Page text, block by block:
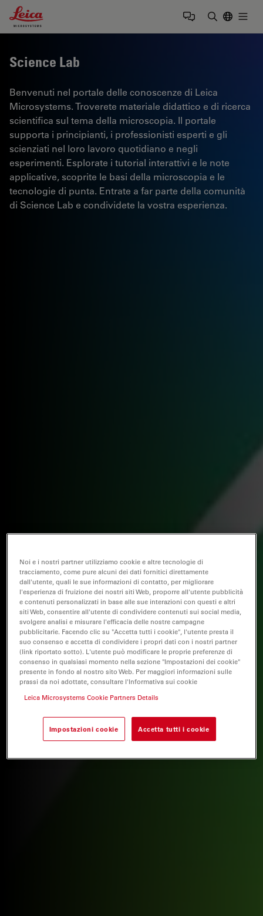
Leica Microsystems Logo
Science Lab
Benvenuti nel portale delle conoscenze di Leica
Microsystems. Troverete materiale didattico e di ricerca
scientifica sul tema della microscopia. Il portale
supporta i principianti, i professionisti esperti e gli
scienziati nel loro lavoro quotidiano e negli
esperimenti. Esplorate i tutorial interattivi e le note
applicative, scoprite le basi della microscopia e le
tecnologie di punta. Entrate a far parte della comunità
di Science Lab e condividete la vostra esperienza.
Noi e i nostri partner utilizziamo cookie e altre tecnologie di
tracciamento, come pure alcuni dei dati fornitici direttamente
dall'utente, quali le sue informazioni di contatto, per migliorare
l'esperienza di fruizione dei nostri siti Web, proporre all'utente pubblicità
e contenuti personalizzati in base alle sue interazioni con questi e altri
siti Web, consentire all'utente di condividere contenuti sui social media,
svolgere analisi e misurare l'efficacia delle nostre campagne
pubblicitarie. Facendo clic su "Accetta tutti i cookie", l'utente presta il
suo consenso e accetta di condividere i propri dati con i nostri partner
(link riportato sotto). L'utente può modificare le proprie preferenze di
consenso in qualsiasi momento nella sezione "Impostazioni dei cookie"
presente in fondo al nostro sito Web. Per maggiori informazioni sulle
prassi da noi adottate, consultare l'Informativa sui cookie
Leica Microsystems Cookie Partners Details
Impostazioni cookie Accetta tutti i cookie